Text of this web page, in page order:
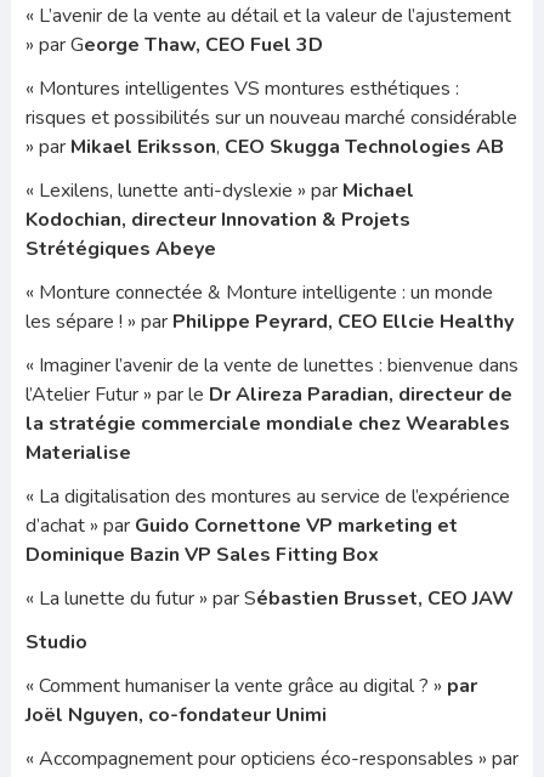
« L’avenir de la vente au détail et la valeur de l’ajustement
» par George Thaw, CEO Fuel 3D
« Montures intelligentes VS montures esthétiques :
risques et possibilités sur un nouveau marché considérable
» par Mikael Eriksson, CEO Skugga Technologies AB
« Lexilens, lunette anti-dyslexie » par Michael
Kodochian, directeur Innovation & Projets
Strétégiques Abeye
« Monture connectée & Monture intelligente : un monde
les sépare ! » par Philippe Peyrard, CEO Ellcie Healthy
« Imaginer l’avenir de la vente de lunettes : bienvenue dans
l’Atelier Futur » par le Dr Alireza Paradian, directeur de
la stratégie commerciale mondiale chez Wearables
Mate­rialise
« La digitalisation des montures au service de l’expérience
d’achat » par Guido Cornettone VP marketing et
Domi­nique Bazin VP Sales Fitting Box
« La lunette du futur » par Sébastien Brusset, CEO JAW
Studio
« Comment humaniser la vente grâce au digital ? » par
Joël Nguyen, co-fondateur Unimi
« Accompagnement pour opticiens éco-responsables » par